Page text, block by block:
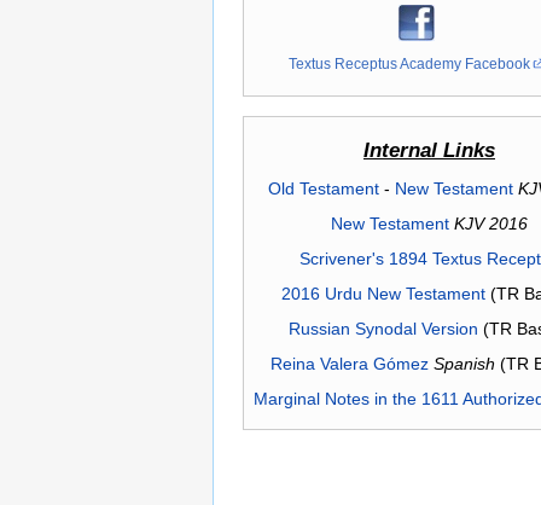
Textus Receptus Academy Facebook
Internal Links
Old Testament- New Testament
New Testament KJV 2016
Scrivener's 1894 Textus
2016 Urdu New Testament(TR
Russian Synodal Version (TR
Reina Valera Gómez Spanish (TR
Marginal Notes in the 1611